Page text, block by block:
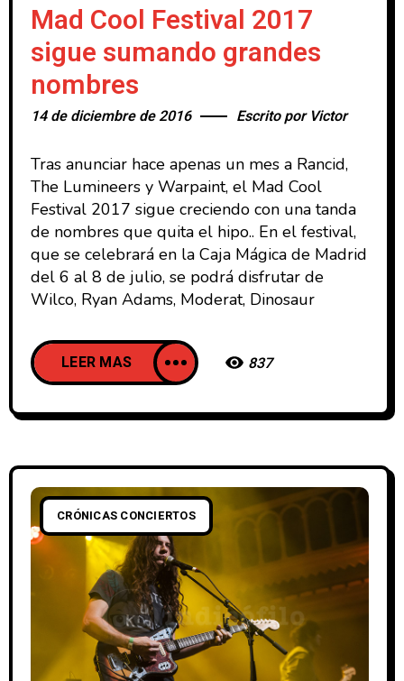
Mad Cool Festival 2017
sigue sumando grandes
nombres
14 de diciembre de 2016 Escrito por Victor
Tras anunciar hace apenas un mes a Rancid,
The Lumineers y Warpaint, el Mad Cool
Festival 2017 sigue creciendo con una tanda
de nombres que quita el hipo.. En el festival,
que se celebrará en la Caja Mágica de Madrid
del 6 al 8 de julio, se podrá disfrutar de
Wilco, Ryan Adams, Moderat, Dinosaur
LEER MAS 837
CRÓNICAS CONCIERTOS